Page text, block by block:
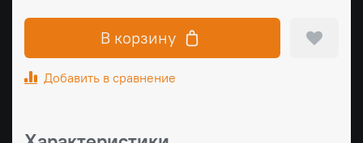
В корзину
Добавить в сравнение